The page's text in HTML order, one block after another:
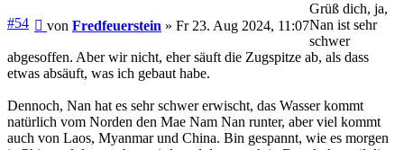
#54 Beitrag
von Fredfeuerstein » Fr 23. Aug 2024, 11:07
Grüß dich, ja,
Nan ist sehr
schwer
abgesoffen. Aber wir nicht, eher säuft die Zugspitze ab, als dass
etwas absäuft, was ich gebaut habe.
Dennoch, Nan hat es sehr schwer erwischt, das Wasser kommt
natürlich vom Norden den Mae Nam Nan runter, aber viel kommt
auch von Laos, Myanmar und China. Bin gespannt, wie es morgen